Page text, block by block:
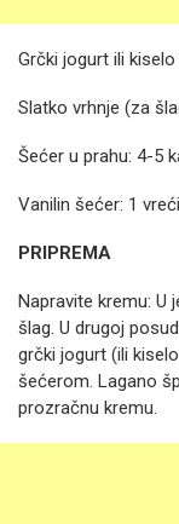
Grčki jogurt ili kiselo
Slatko vrhnje (za
Šećer u prahu: 4-5
Vanilin šećer: 1
PRIPREMA
Napravite kremu: U
šlag. U drugoj
grčki jogurt (ili
šećerom. Lagano
prozračnu kremu.